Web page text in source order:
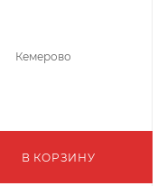
Кемерово
В КОРЗИНУ